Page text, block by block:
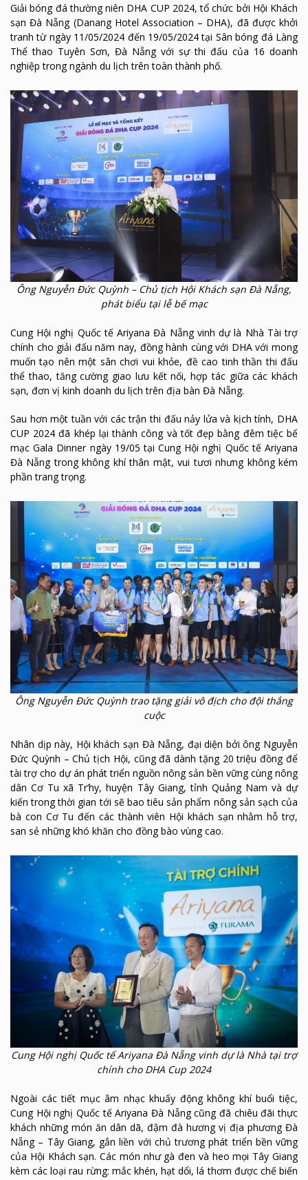
Giải bóng đá thường niên DHA CUP 2024, tổ chức bởi Hội Khách
sạn Đà Nẵng (Danang Hotel Association – DHA), đã được khởi
tranh từ ngày 11/05/2024 đến 19/05/2024 tại Sân bóng đá Làng
Thể thao Tuyên Sơn, Đà Nẵng với sự thi đấu của 16 doanh
nghiệp trong ngành du lịch trên toàn thành phố.
Ông Nguyễn Đức Quỳnh – Chủ tịch Hội Khách sạn Đà Nẵng,
phát biểu tại lễ bế mạc
Cung Hội nghị Quốc tế Ariyana Đà Nẵng vinh dự là Nhà Tài trợ
chính cho giải đấu năm nay, đồng hành cùng với DHA với mong
muốn tạo nên một sân chơi vui khỏe, đề cao tinh thần thi đấu
thể thao, tăng cường giao lưu kết nối, hợp tác giữa các khách
sạn, đơn vị kinh doanh du lịch trên địa bàn Đà Nẵng.
Sau hơn một tuần với các trận thi đấu nảy lửa và kịch tính, DHA
CUP 2024 đã khép lại thành công và tốt đẹp bằng đêm tiệc bế
mạc Gala Dinner ngày 19/05 tại Cung Hội nghị Quốc tế Ariyana
Đà Nẵng trong không khí thân mật, vui tươi nhưng không kém
phần trang trọng.
Ông Nguyễn Đức Quỳnh trao tặng giải vô địch cho đội thắng
cuộc
Nhân dịp này, Hội khách sạn Đà Nẵng, đại diện bởi ông Nguyễn
Đức Quỳnh – Chủ tịch Hội, cũng đã dành tặng 20 triệu đồng để
tài trợ cho dự án phát triển nguồn nông sản bền vững cùng nông
dân Cơ Tu xã Tr’hy, huyện Tây Giang, tỉnh Quảng Nam và dự
kiến trong thời gian tới sẽ bao tiêu sản phẩm nông sản sạch của
bà con Cơ Tu đến các thành viên Hội khách sạn nhằm hỗ trợ,
san sẻ những khó khăn cho đồng bào vùng cao.
Cung Hội nghị Quốc tế Ariyana Đà Nẵng vinh dự là Nhà tại trợ
chính cho DHA Cup 2024
Ngoài các tiết mục âm nhạc khuấy động không khí buổi tiệc,
Cung Hội nghị Quốc tế Ariyana Đà Nẵng cũng đã chiêu đãi thực
khách những món ăn dân dã, đậm đà hương vị địa phương Đà
Nẵng – Tây Giang, gắn liền với chủ trương phát triển bền vững
của Hội Khách sạn. Các món như gà đen và heo mọi Tây Giang
kèm các loại rau rừng: mắc khén, hạt dổi, lá thơm được chế biến